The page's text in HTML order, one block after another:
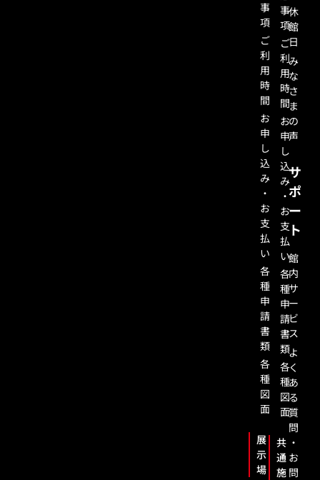
事
項
ご
利
用
時
間
お
申
し
込
み
・
お
支
払
い
各
種
申
請
書
類
各
種
図
面
展
示
場
事
項
ご
利
用
時
間
お
申
し
込
み
・
お
支
払
い
各
種
申
請
書
類
各
種
図
面
共
通
施
休
館
日
み
な
さ
ま
の
声
サ
ポ
ー
ト
館
内
サ
ー
ビ
ス
よ
く
あ
る
質
問
・
お
問